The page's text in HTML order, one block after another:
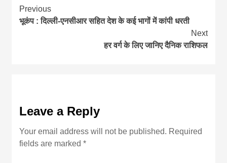
Continue
Reading
Previous
भूकंप : दिल्ली-एनसीआर सहित देश के कई भागों में कांपी धरती
Next
हर वर्ग के लिए जानिए दैनिक राशिफल
Leave a Reply
Your email address will not be published. Required
fields are marked*